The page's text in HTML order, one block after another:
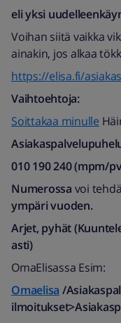
eli yksi
Voihan siitä vaikka
ainakin, jos alkaa
https://elisa.fi/
Vaihtoehtoja:
Soittakaa minulle
010 190 240 (mpm/
Numerossa voi
ympäri vuoden.
Arjet, pyhät
asti)
OmaElisassa Esim:
Omaelisa /